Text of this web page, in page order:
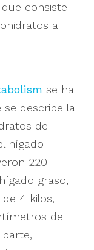
consiste
a
se ha
describe la
de
hígado
220
graso,
4 kilos,
de